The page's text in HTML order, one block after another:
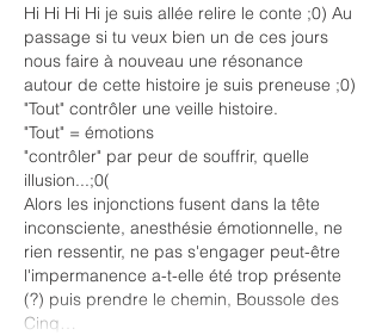
Hi Hi Hi Hi je suis allée relire le conte ;0) Au
passage si tu veux bien un de ces jours
nous faire à nouveau une résonance
autour de cette histoire je suis preneuse ;0)
"Tout" contrôler une veille histoire.
"Tout" = émotions
"contrôler" par peur de souffrir, quelle
illusion...;0(
Alors les injonctions fusent dans la tête
inconsciente, anesthésie émotionnelle, ne
rien ressentir, ne pas s'engager peut-être
l'impermanence a-t-elle été trop présente
(?) puis prendre le chemin, Boussole des
Cinq…